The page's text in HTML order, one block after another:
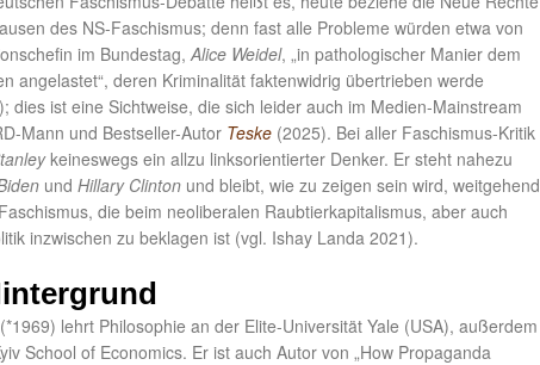
des NS-Faschismus; denn fast alle Probleme würden etwa von
im Bundestag,Alice Weidel, „in pathologischer Manier dem
angelastet“, deren Kriminalität faktenwidrig übertrieben werde
dies ist eine Sichtweise, die sich leider auch im Medien-Mainstream
Mann und Bestseller-Autor Teske (2025). Bei aller Faschismus-Kritik
keineswegs ein allzu linksorientierter Denker. Er steht nahezu
und Hillary Clinton und bleibt, wie zu zeigen sein wird, weitgehend
die beim neoliberalen Raubtierkapitalismus, aber auch
inzwischen zu beklagen ist (vgl. Ishay Landa 2021).
lehrt Philosophie an der Elite-Universität Yale (USA), außerdem
School of Economics. Er ist auch Autor von „How Propaganda